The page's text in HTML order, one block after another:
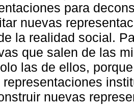
para
nuevas
la realidad social.
que salen de las
las de ellos,
representaciones
nuevas